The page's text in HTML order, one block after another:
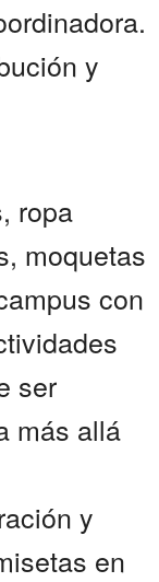
y
ropa
moquetas
con
ser
más allá
y
en